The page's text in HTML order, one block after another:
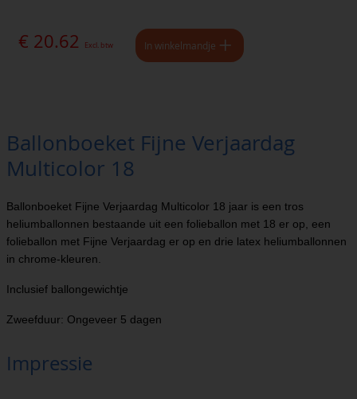
€ 20.62 Excl. btw In winkelmandje
Ballonboeket Fijne Verjaardag
Multicolor 18
Ballonboeket Fijne Verjaardag Multicolor 18 jaar is een tros
heliumballonnen bestaande uit een folieballon met 18 er op, een
folieballon met Fijne Verjaardag er op en drie latex heliumballonnen
in chrome-kleuren.
Inclusief ballongewichtje
Zweefduur: Ongeveer 5 dagen
Impressie